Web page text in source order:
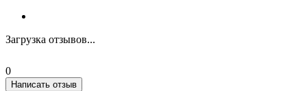
Загрузка отзывов...
0
Написать отзыв